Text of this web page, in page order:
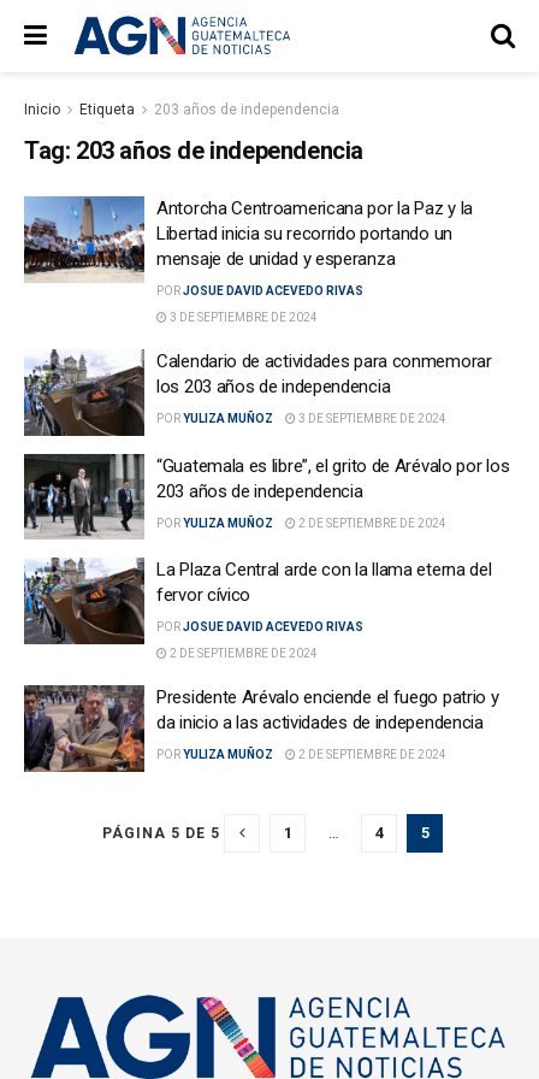
Inicio Etiqueta 203 años de independencia
Tag: 203 años de independencia
Antorcha Centroamericana por la Paz y la
Libertad inicia su recorrido portando un
mensaje de unidad y esperanza
PORJOSUE DAVID ACEVEDO RIVAS
3 DE SEPTIEMBRE DE 2024
Calendario de actividades para conmemorar
los 203 años de independencia
PORYULIZA MUÑOZ 3 DE SEPTIEMBRE DE 2024
“Guatemala es libre”, el grito de Arévalo por los
203 años de independencia
PORYULIZA MUÑOZ 2 DE SEPTIEMBRE DE 2024
La Plaza Central arde con la llama eterna del
fervor cívico
PORJOSUE DAVID ACEVEDO RIVAS
2 DE SEPTIEMBRE DE 2024
Presidente Arévalo enciende el fuego patrio y
da inicio a las actividades de independencia
PORYULIZA MUÑOZ 2 DE SEPTIEMBRE DE 2024
PÁGINA 5 DE 5 1 4 5